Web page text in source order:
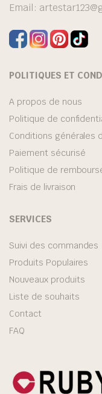
Email:
POLITIQUES ET
A propos de nous
Politique de
Conditions générales
Paiement sécurisé
Politique de
Frais de livraison
SERVICES
Suivi des commandes
Produits Populaires
Nouveaux produits
Liste de souhaits
Contact
FAQ